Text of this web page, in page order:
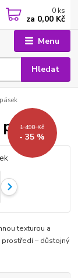
Menu
Hledat
0 ks
za 0,00 Kč
1 498 Kč
- 35 %
texturou a
– důstojný